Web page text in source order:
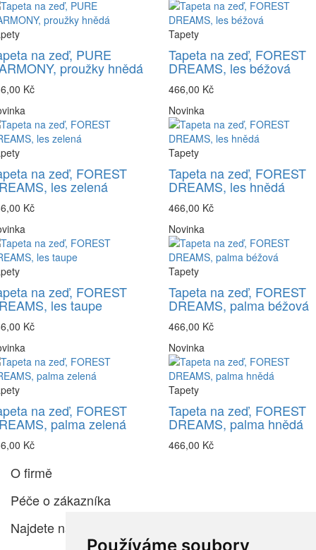
Používáme soubory
na zeď, PURE
proužky hnědá
Kč
Tapety
Tapeta na zeď, FOREST
DREAMS, les béžová
466,00 Kč
na zeď, FOREST
les zelená
Kč
Novinka
Tapety
Tapeta na zeď, FOREST
DREAMS, les hnědá
466,00 Kč
na zeď, FOREST
les taupe
Kč
Novinka
Tapety
Tapeta na zeď, FOREST
DREAMS, palma béžová
466,00 Kč
na zeď, FOREST
palma zelená
Kč
Novinka
Tapety
Tapeta na zeď, FOREST
DREAMS, palma hnědá
466,00 Kč
O firmě
Péče o zákazníka
Najdete nás